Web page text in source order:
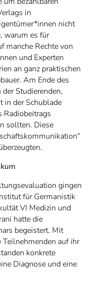
in
nicht
warum es für
manche Rechte von
und Experten
an ganz praktischen
Am Ende des
Studierenden,
in der Schublade
Radiobeitrags
sollten. Diese
gingen
für Germanistik
VI Medizin und
hatte die
begeistert. Mit
auf ihr
konkrete
Diagnose und eine